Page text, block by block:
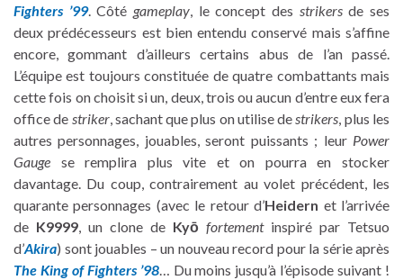
Fighters ’99. Côté gameplay, le concept des strikersde ses
deux prédécesseurs est bien entendu conservé mais s’affine
encore, gommant d’ailleurs certains abus de l’an passé.
L’équipe est toujours constituée de quatre combattants mais
cette fois on choisit si un, deux, trois ou aucun d’entre eux fera
office de striker, sachant que plus on utilise destrikers, plus les
autres personnages, jouables, seront puissants ; leur Power
Gauge se remplira plus vite et on pourra en stocker
davantage. Du coup, contrairement au volet précédent, les
quarante personnages (avec le retour d’Heidern et l’arrivée
de K9999, un clone de Kyō fortementinspiré par Tetsuo
d’Akira) sont jouables – un nouveau record pour la série après
The King of Fighters ’98… Du moins jusqu’à l’épisode suivant !